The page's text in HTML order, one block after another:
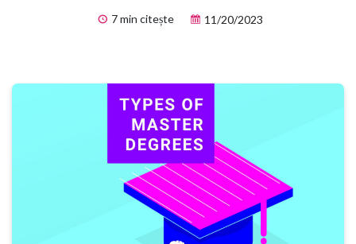
7 min citește
11/20/2023